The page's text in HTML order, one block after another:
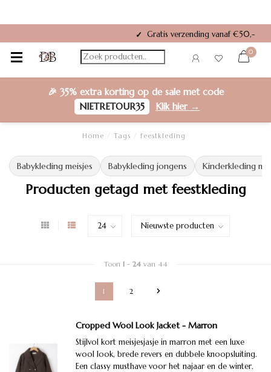
✓ Gratis verzending vanaf €50,-
0
🎉 35% extra kortingop de sale met code
NIETRETOUR35
Klik hier →
Home Tags feestkleding
Babykleding meisjes Babykleding jongens Kinderkleding
Producten getagd met feestkleding
Toon 1- 24van 44
1 2
Cropped Wool Look Jacket - Marron
Stijlvol kort meisjesjasje in marron met een luxe
wool look, brede revers en dubbele knoopsluiting.
Een classy musthave voor het najaar en de winter.